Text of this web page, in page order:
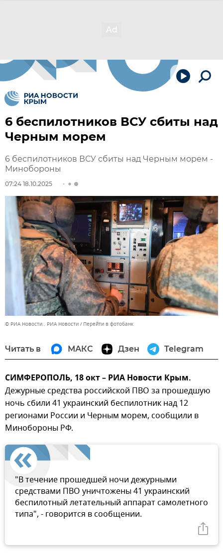
6 беспилотников ВСУ сбиты над
Черным морем
6 беспилотников ВСУ сбиты над Черным морем -
Минобороны
07:24 18.10.2025
© РИА Новости . РИА Новости Перейти в фотобанк
Читать в МАКС Дзен Telegram
СИМФЕРОПОЛЬ, 18 окт – РИА Новости Крым.
Дежурные средства российской ПВО за прошедшую
ночь сбили 41 украинский беспилотник над 12
регионами России и Черным морем, сообщили в
Минобороны РФ.
"В течение прошедшей ночи дежурными
средствами ПВО уничтожены 41 украинский
беспилотный летательный аппарат самолетного
типа", - говорится в сообщении.